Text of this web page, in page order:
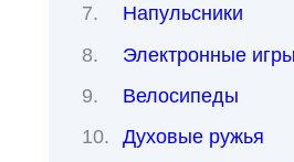
Напульсники
Электронные
Велосипеды
Духовые ружья